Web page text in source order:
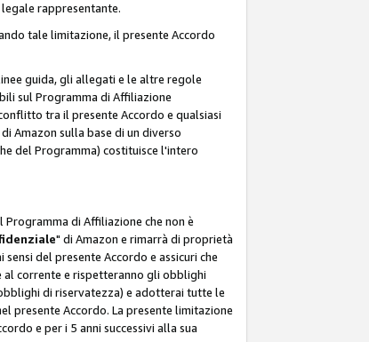
rappresentante.
tale limitazione, il presente Accordo
guida, gli allegati e le altre regole
sul Programma di Affiliazione
tra il presente Accordo e qualsiasi
Amazon sulla base di un diverso
del Programma) costituisce l'intero
di Affiliazione che non è
" di Amazon e rimarrà di proprietà
del presente Accordo e assicuri che
al corrente e rispetteranno gli obblighi
di riservatezza) e adotterai tutte le
presente Accordo. La presente limitazione
e per i 5 anni successivi alla sua